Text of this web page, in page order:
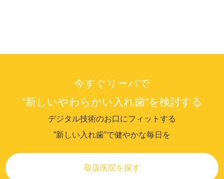
今すぐリーバで
”新しいやわらかい入れ歯”を検討する
デジタル技術のお口にフィットする
”新しい入れ歯”で健やかな毎日を
取扱医院を探す